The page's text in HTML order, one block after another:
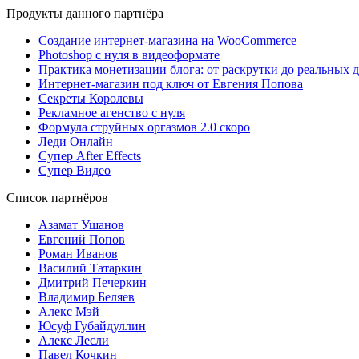
Продукты данного партнёра
Создание интернет-магазина на WooCommerce
Photoshop с нуля в видеоформате
Практика монетизации блога: от раскрутки до реальных
Интернет-магазин под ключ от Евгения Попова
Секреты Королевы
Рекламное агенство с нуля
Формула струйных оргазмов 2.0 скоро
Леди Онлайн
Супер After Effects
Супер Видео
Список партнёров
Азамат Ушанов
Евгений Попов
Роман Иванов
Василий Татаркин
Дмитрий Печеркин
Владимир Беляев
Алекс Мэй
Юсуф Губайдуллин
Алекс Лесли
Павел Кочкин